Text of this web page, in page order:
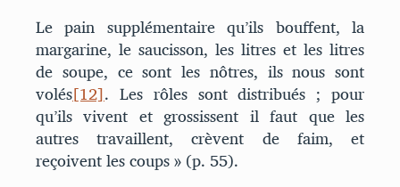
Le pain supplémentaire qu’ils bouffent, la
margarine, le saucisson, les litres et les litres
de soupe, ce sont les nôtres, ils nous sont
volés[12]. Les rôles sont distribués ; pour
qu’ils vivent et grossissent il faut que les
autres travaillent, crèvent de faim, et
reçoivent les coups » (p. 55).